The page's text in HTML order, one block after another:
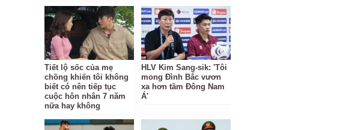
Tiết lộ sốc của mẹ
chồng khiến tôi không
biết có nên tiếp tục
cuộc hôn nhân 7 năm
nữa hay không
HLV Kim Sang-sik: 'Tôi
mong Đình Bắc vươn
xa hơn tầm Đông Nam
Á'